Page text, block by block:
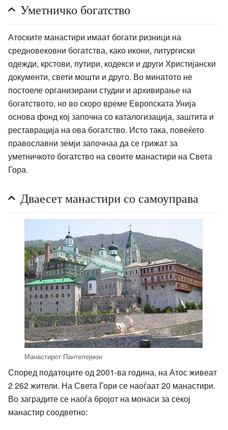
Уметничко богатство
Атоските манастири имаат богати ризници на
средновековни богатства, како икони, литургиски
одежди, крстови, путири, кодекси и други Христијански
документи, свети мошти и друго. Во минатото не
постоеле организирани студии и архивирање на
богатството, но во скоро време Европската Унија
основа фонд кој започна со каталогизација, заштита и
реставрација на ова богатство. Исто така, повеќето
православни земји започнаа да се грижат за
уметничкото богатство на своите манастири на Света
Гора.
Дваесет манастири со самоуправа
Манастирот Пантелејмон
Според податоците од 2001-ва година, на Атос живеат
2 262 жители. На Света Гори се наоѓаат 20 манастири.
Во заградите се наоѓа бројот на монаси за секој
манастир соодветно: